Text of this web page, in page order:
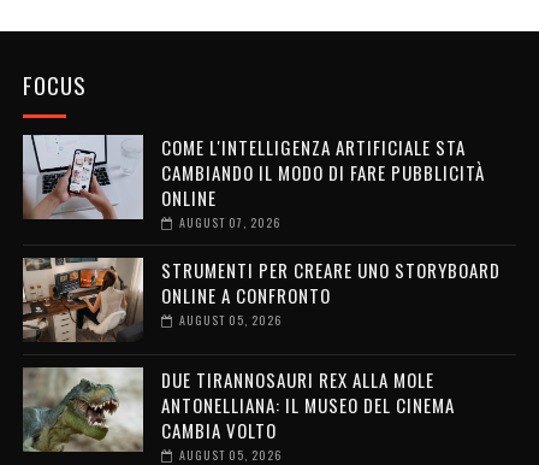
FOCUS
COME L'INTELLIGENZA ARTIFICIALE STA
CAMBIANDO IL MODO DI FARE PUBBLICITÀ
ONLINE
AUGUST 07, 2026
STRUMENTI PER CREARE UNO STORYBOARD
ONLINE A CONFRONTO
AUGUST 05, 2026
DUE TIRANNOSAURI REX ALLA MOLE
ANTONELLIANA: IL MUSEO DEL CINEMA
CAMBIA VOLTO
AUGUST 05, 2026